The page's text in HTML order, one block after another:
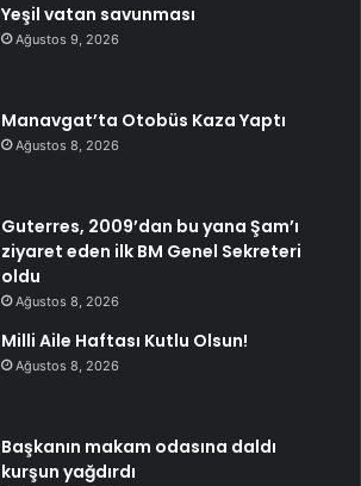
Yeşil vatan savunması
Ağustos 9, 2026
Manavgat’ta Otobüs Kaza Yaptı
Ağustos 8, 2026
Guterres, 2009’dan bu yana Şam’ı
ziyaret eden ilk BM Genel Sekreteri
oldu
Ağustos 8, 2026
Milli Aile Haftası Kutlu Olsun!
Ağustos 8, 2026
Başkanın makam odasına daldı
kurşun yağdırdı